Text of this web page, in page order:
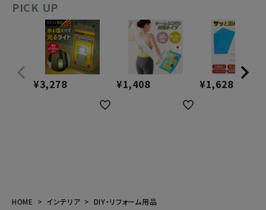
PICK UP
¥3,278 ¥1,408 ¥1,628
HOME インテリア
DIY・リフォーム用品